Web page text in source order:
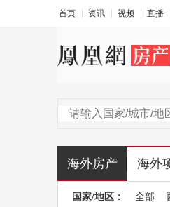
首页 资讯 视频 直播
海外房产 海外
国家/地区： 全部